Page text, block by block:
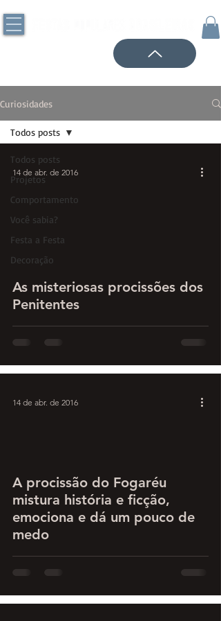
Curiosidades
Todos posts
Projetos
Comportamento
Você sabia?
Festa a Festa
Decoração
Todos posts
As misteriosas procissões dos
Penitentes
14 de abr. de 2016
A procissão do Fogaréu
mistura história e ficção,
emociona e dá um pouco de
medo
14 de abr. de 2016